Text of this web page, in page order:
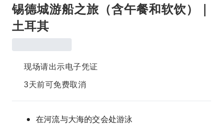
锡德城游船之旅（含午餐和软饮）｜
土耳其
现场请出示电子凭证
3天前可免费取消
在河流与大海的交会处游泳